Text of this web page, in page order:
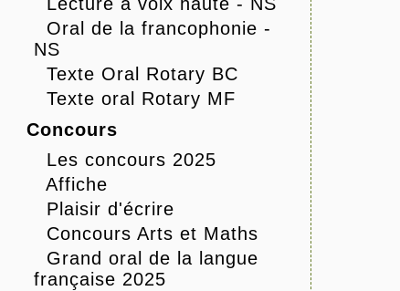
Oral de la francophonie -
NS
Texte Oral Rotary BC
Texte oral Rotary MF
Concours
Les concours 2025
Affiche
Plaisir d'écrire
Concours Arts et Maths
Grand oral de la langue
française 2025